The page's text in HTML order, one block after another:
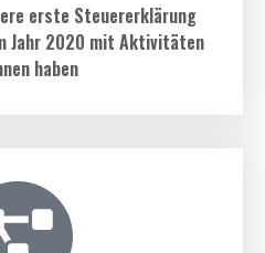
erste Steuererklärung
Jahr 2020 mit Aktivitäten
haben